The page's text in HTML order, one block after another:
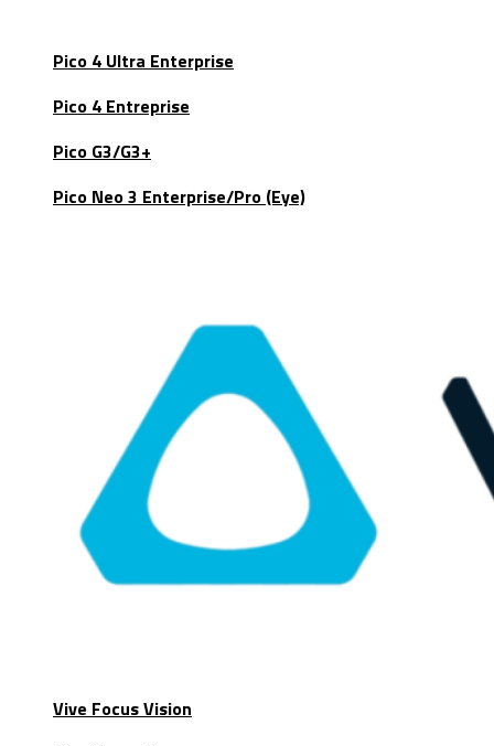
Pico 4 Ultra Enterprise
Pico 4 Entreprise
Pico G3/G3+
Pico Neo 3 Enterprise/Pro (Eye)
Vive Focus Vision